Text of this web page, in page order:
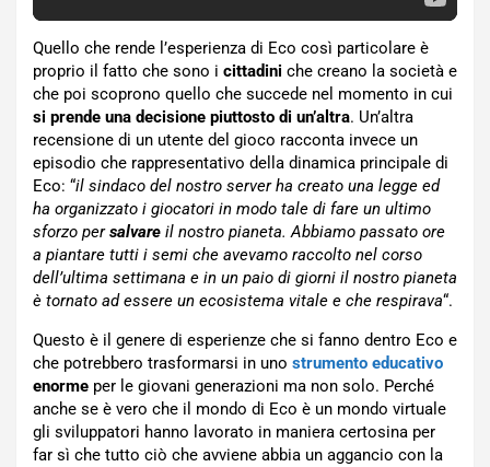
Quello che rende l’esperienza di Eco così particolare è
proprio il fatto che sono i cittadini che creano la società e
che poi scoprono quello che succede nel momento in cui
si prende una decisione piuttosto di un’altra. Un’altra
recensione di un utente del gioco racconta invece un
episodio che rappresentativo della dinamica principale di
Eco: “il sindaco del nostro server ha creato una legge ed
ha organizzato i giocatori in modo tale di fare un ultimo
sforzo persalvare il nostro pianeta. Abbiamo passato ore
a piantare tutti i semi che avevamo raccolto nel corso
dell’ultima settimana e in un paio di giorni il nostro pianeta
è tornato ad essere un ecosistema vitale e che respirava“.
Questo è il genere di esperienze che si fanno dentro Eco e
che potrebbero trasformarsi in uno strumento educativo
enorme per le giovani generazioni ma non solo. Perché
anche se è vero che il mondo di Eco è un mondo virtuale
gli sviluppatori hanno lavorato in maniera certosina per
far sì che tutto ciò che avviene abbia un aggancio con la